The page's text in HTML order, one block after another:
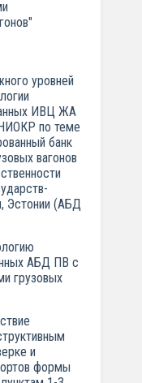
уровней
ИВЦ ЖА
по теме
банк
вагонов
Эстонии (АБД
АБД ПВ с
грузовых
и
формы